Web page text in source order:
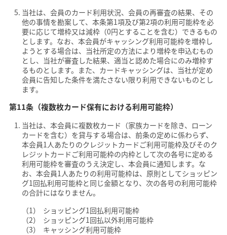
当社は、会員のカード利用状況、会員の再審査の結果、その
他の事情を勘案して、本条第1項及び第2項の利用可能枠を必
要に応じて増枠又は減枠（0円とすることを含む）できるもの
とします。なお、本会員がキャッシング利用可能枠を増枠し
ようとする場合は、当社所定の方法により増枠を申込むもの
とし、当社が審査した結果、適当と認めた場合にのみ増枠す
るものとします。また、カードキャッシングは、当社が定め
会員に告知した条件を満たさない限り利用できないものとし
ます。
第11条（複数枚カード保有における利用可能枠）
当社は、本会員に複数枚カード（家族カードを除き、ローン
カードを含む）を貸与する場合は、前条の定めに係わらず、
本会員1人あたりのクレジットカードご利用可能枠及びそのク
レジットカードご利用可能枠の内枠として次の各号に定める
利用可能枠を審査のうえ決定し、本会員に通知します。な
お、本会員1人あたりの利用可能枠は、原則としてショッピン
グ1回払利用可能枠と同じ金額となり、次の各号の利用可能枠
の合計にはなりません。
ショッピング1回払利用可能枠
ショッピング1回払以外利用可能枠
キャッシング利用可能枠